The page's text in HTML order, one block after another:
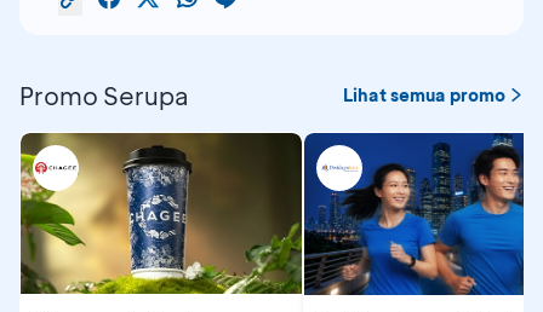
Promo Serupa Lihat semua promo